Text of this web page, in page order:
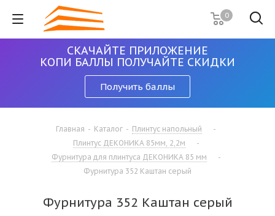
0
СКАЧАЙТЕ ПРИЛОЖЕНИЕ
КОПИ БАЛЛЫ ПОЛУЧАЙТЕ СКИДКИ
Получить баллы
Главная - Каталог - Плинтус напольный
-
Плинтус ДЕКОНИКА 85мм, 2,2м
-
Фурнитура для плинтуса ДЕКОНИКА 85 мм
-
Фурнитура 352 Каштан серый
Фурнитура 352 Каштан серый